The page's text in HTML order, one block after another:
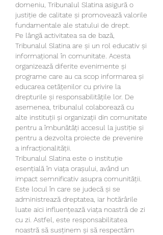
domeniu, Tribunalul Slatina asigură o
justiție de calitate și promovează valorile
fundamentale ale statului de drept.
Pe lângă activitatea sa de bază,
Tribunalul Slatina are și un rol educativ și
informațional în comunitate. Acesta
organizează diferite evenimente și
programe care au ca scop informarea și
educarea cetățenilor cu privire la
drepturile și responsabilitățile lor. De
asemenea, tribunalul colaborează cu
alte instituții și organizații din comunitate
pentru a îmbunătăți accesul la justiție și
pentru a dezvolta proiecte de prevenire
a infracționalității.
Tribunalul Slatina este o instituție
esențială în viața orașului, având un
impact semnificativ asupra comunității.
Este locul în care se judecă și se
administrează dreptatea, iar hotărârile
luate aici influențează viața noastră de zi
cu zi. Astfel, este responsabilitatea
noastră să susținem și să respectăm